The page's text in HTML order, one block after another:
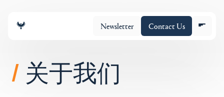
Newsletter Contact Us
/ 关于我们